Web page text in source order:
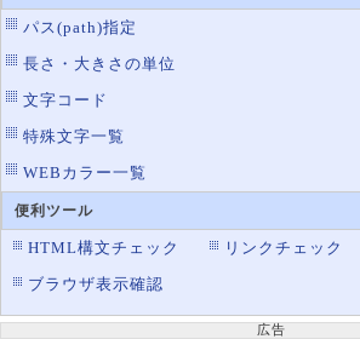
パス(path)指定
長さ・大きさの単位
文字コード
特殊文字一覧
WEBカラー一覧
便利ツール
HTML構文チェック
リンクチェック
ブラウザ表示確認
広告